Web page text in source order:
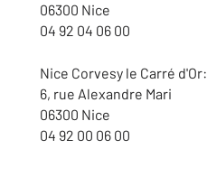
06300 Nice
04 92 04 06 00
Nice Corvesy le Carré d'Or:
6, rue Alexandre Mari
06300 Nice
04 92 00 06 00